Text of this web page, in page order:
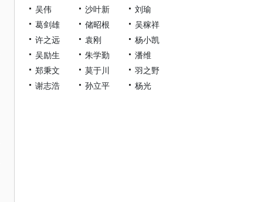
吴伟
沙叶新
刘瑜
葛剑雄
储昭根
吴稼祥
许之远
袁刚
杨小凯
吴励生
朱学勤
潘维
郑秉文
莫于川
羽之野
谢志浩
孙立平 杨光